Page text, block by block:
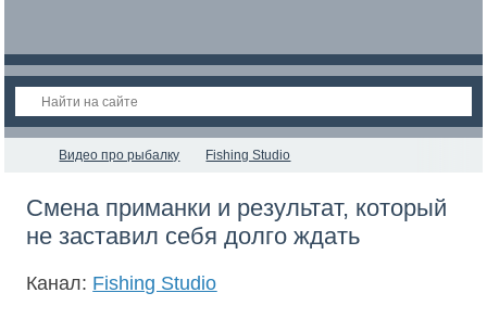
Видео про рыбалку Fishing Studio
Смена приманки и результат, который
не заставил себя долго ждать
Канал: Fishing Studio